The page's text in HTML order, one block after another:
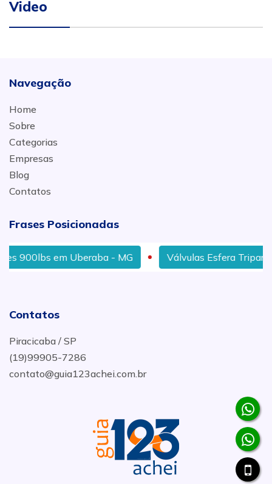
Video
Navegação
Home
Sobre
Categorias
Empresas
Blog
Contatos
Frases Posicionadas
em Uberaba - MG Válvulas Esfera Tripartida
Contatos
Piracicaba / SP
(19)99905-7286
contato@guia123achei.com.br